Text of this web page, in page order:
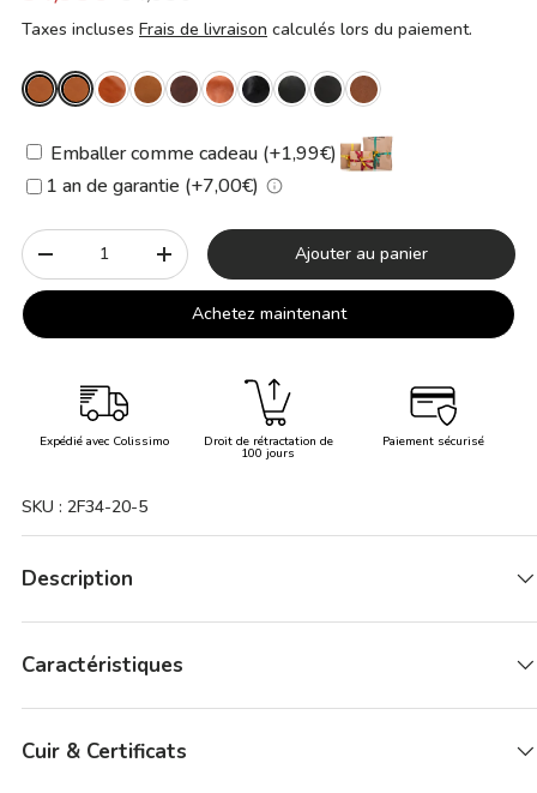
Taxes incluses Frais de livraison calculés lors du paiement.
Emballer comme cadeau (+1,99€)
1 an de garantie (+7,00€)
Qté
-
+ Ajouter au panier
Achetez maintenant
Expédié avec Colissimo Droit de rétractation de
100 jours
Paiement sécurisé
SKU : 2F34-20-5
Description
Caractéristiques
Cuir & Certificats